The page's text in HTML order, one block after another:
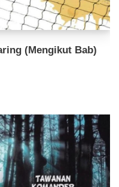
(Mengikut Bab)